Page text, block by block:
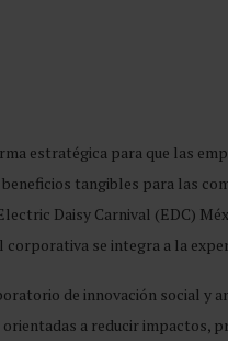
estratégica para que las
tangibles para las
Daisy Carnival (EDC)
se integra a la
de innovación social y
a reducir impactos,